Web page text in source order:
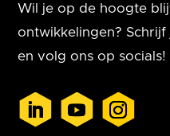
Wil je op de hoogte
ontwikkelingen?
en volg ons op socials!